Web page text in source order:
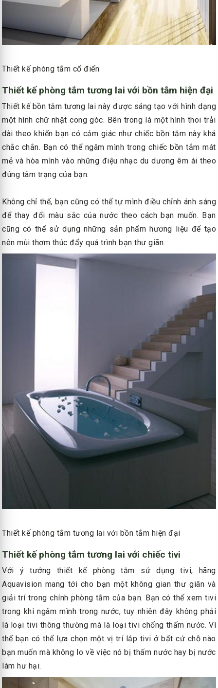
Thiết kế phòng tắm cổ điển
Thiết kế phòng tắm tương lai với bồn tắm hiện đại
Thiết kế bồn tắm tương lai này được sáng tạo với hình dạng
một hình chữ nhật cong góc. Bên trong là một hình thoi trải
dài theo khiến bạn có cảm giác như chiếc bồn tắm này khá
chắc chắn. Bạn có thể ngâm mình trong chiếc bồn tắm mát
mẻ và hòa mình vào những điệu nhạc du dương êm ái theo
đúng tâm trạng của bạn.
Không chỉ thế, bạn cũng có thể tự mình điều chỉnh ánh sáng
để thay đổi màu sắc của nước theo cách bạn muốn. Bạn
cũng có thể sử dụng những sản phẩm hương liệu để tạo
nên mùi thơm thúc đẩy quá trình bạn thư giãn.
Thiết kế phòng tắm tương lai với bồn tắm hiện đại
Thiết kế phòng tắm tương lai với chiếc tivi
Với ý tưởng thiết kế phòng tắm sử dụng tivi, hãng
Aquavision mang tới cho bạn một không gian thư giãn và
giải trí trong chính phòng tắm của bạn. Bạn có thể xem tivi
trong khi ngâm mình trong nước, tuy nhiên đây không phải
là loại tivi thông thường mà là loại tivi chống thấm nước. Vì
thế bạn có thể lựa chọn một vị trí lắp tivi ở bất cứ chỗ nào
bạn muốn mà không lo về việc nó bị thấm nước hay bị nước
làm hư hại.